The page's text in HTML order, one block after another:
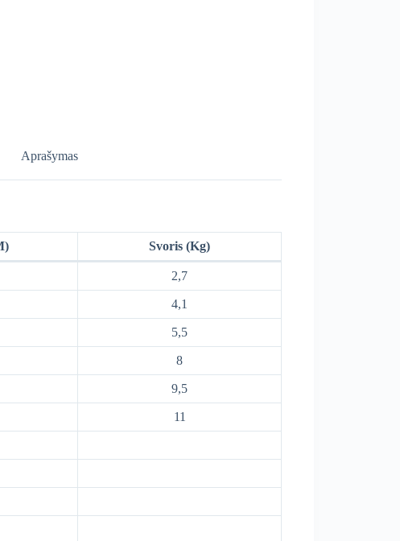
Aprašymas
Svoris (Kg)
2,7
4,1
5,5
8
9,5
11